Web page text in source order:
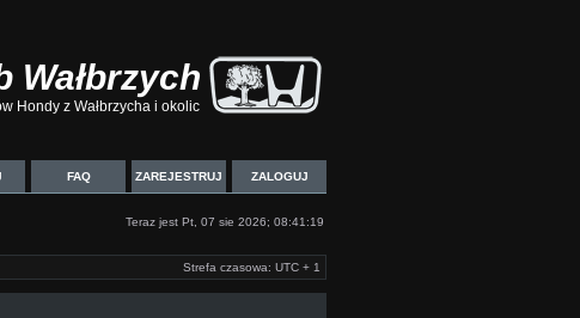
Wałbrzych
Hondy z Wałbrzycha i okolic
ZALOGUJ
ZAREJESTRUJ
FAQ
Teraz jest Pt, 07 sie 2026; 08:41:19
Strefa czasowa: UTC + 1